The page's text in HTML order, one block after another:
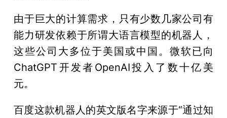
由于巨大的计算需求，只有少数几家公司有
能力研发依赖于所谓大语言模型的机器人，
这些公司大多位于美国或中国。微软已向
ChatGPT开发者OpenAI投入了数十亿美
元。
百度这款机器人的英文版名字来源于“通过知